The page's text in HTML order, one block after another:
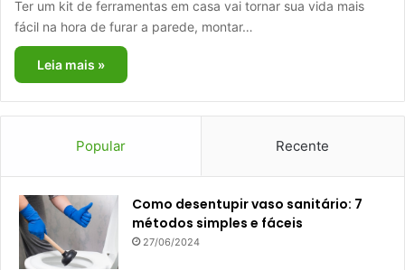
Ter um kit de ferramentas em casa vai tornar sua vida mais
fácil na hora de furar a parede, montar…
Leia mais »
Popular Recente
Como desentupir vaso sanitário: 7
métodos simples e fáceis
27/06/2024